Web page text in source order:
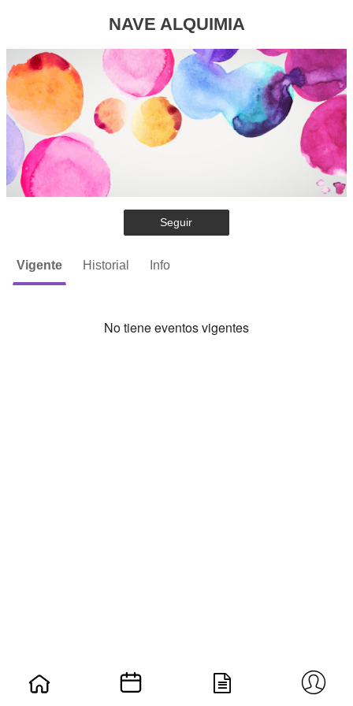
NAVE ALQUIMIA
Seguir
Vigente Historial Info
No tiene eventos vigentes